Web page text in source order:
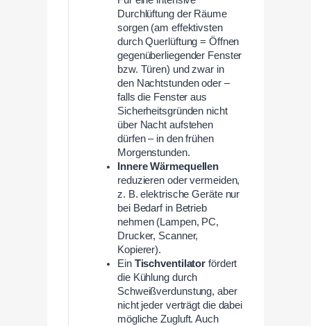
Durchlüftung der Räume
sorgen (am effektivsten
durch Querlüftung = Öffnen
gegenüberliegender Fenster
bzw. Türen) und zwar in
den Nachtstunden oder –
falls die Fenster aus
Sicherheitsgründen nicht
über Nacht aufstehen
dürfen – in den frühen
Morgenstunden.
Innere Wärmequellen
reduzieren oder vermeiden,
z. B. elektrische Geräte nur
bei Bedarf in Betrieb
nehmen (Lampen, PC,
Drucker, Scanner,
Kopierer).
Ein Tischventilator fördert
die Kühlung durch
Schweißverdunstung, aber
nicht jeder verträgt die dabei
mögliche Zugluft. Auch